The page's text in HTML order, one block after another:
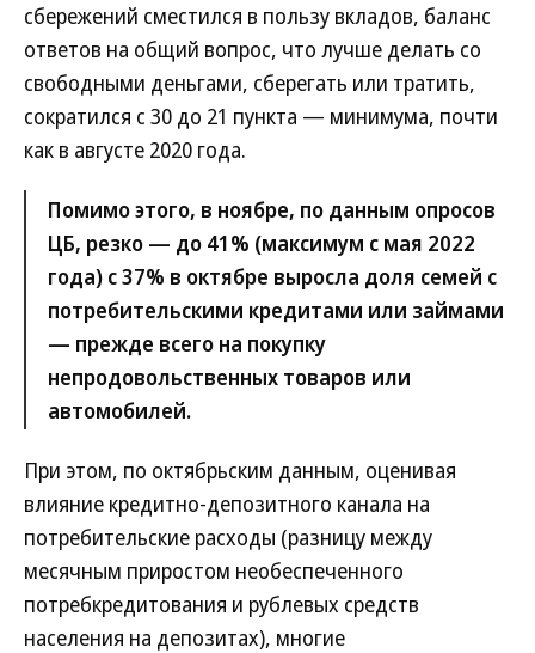
сбережений сместился в пользу вкладов, баланс
ответов на общий вопрос, что лучше делать со
свободными деньгами, сберегать или тратить,
сократился с 30 до 21 пункта — минимума, почти
как в августе 2020 года.
Помимо этого, в ноябре, по данным опросов
ЦБ, резко — до 41% (максимум с мая 2022
года) с 37% в октябре выросла доля семей с
потребительскими кредитами или займами
— прежде всего на покупку
непродовольственных товаров или
автомобилей.
При этом, по октябрьским данным, оценивая
влияние кредитно-депозитного канала на
потребительские расходы (разницу между
месячным приростом необеспеченного
потребкредитования и рублевых средств
населения на депозитах), многие